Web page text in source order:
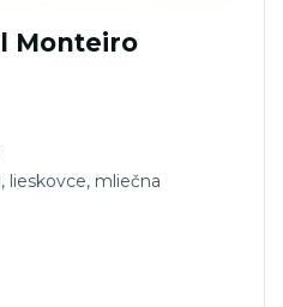
Monteiro
lieskovce, mliečna